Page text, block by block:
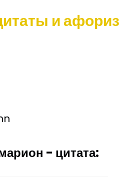
и
- цитата: